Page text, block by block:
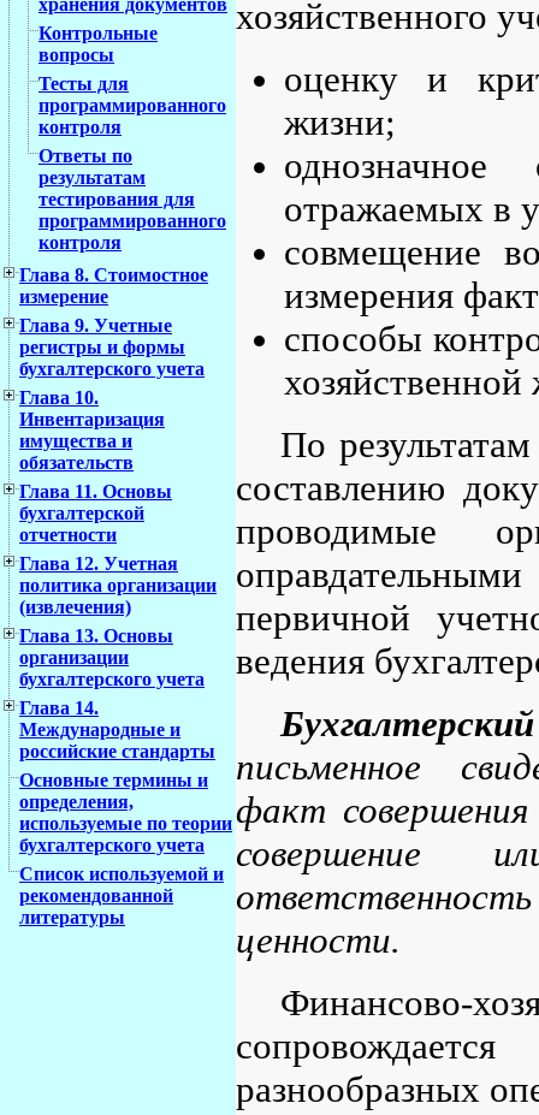
хранения документов
Контрольные
вопросы
Тесты для
программированного
контроля
Ответы по
результатам
тестирования для
программированного
контроля
Глава 8. Стоимостное
измерение
Глава 9. Учетные
регистры и формы
бухгалтерского учета
Глава 10.
Инвентаризация
имущества и
обязательств
Глава 11. Основы
бухгалтерской
отчетности
Глава 12. Учетная
политика организации
(извлечения)
Глава 13. Основы
организации
бухгалтерского учета
Глава 14.
Международные и
российские стандарты
Основные термины и
определения,
используемые по теории
бухгалтерского учета
Список используемой и
рекомендованной
литературы
хозяйственного
оценку и
жизни;
отражаемых в
совмещение
измерения
способы
По
составлению
проводимые
первичной
ведения
письменное
факт совершения
совершение
ценности.
Финансово-
разнообразных